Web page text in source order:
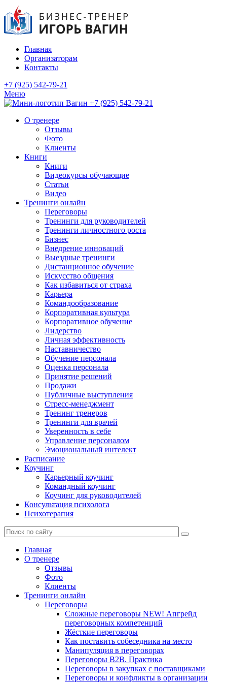
Главная
Организаторам
Контакты
+7 (925) 542-79-21
Меню
+7 (925) 542-79-21
О тренере
Отзывы
Фото
Клиенты
Книги
Книги
Видеокурсы обучающие
Статьи
Видео
Тренинги онлайн
Переговоры
Тренинги для руководителей
Тренинги личностного роста
Бизнес
Внедрение инноваций
Выездные тренинги
Дистанционное обучение
Искусство общения
Как избавиться от страха
Карьера
Командообразование
Корпоративная культура
Корпоративное обучение
Лидерство
Личная эффективность
Наставничество
Обучение персонала
Оценка персонала
Принятие решений
Продажи
Публичные выступления
Стресс-менеджмент
Тренинг тренеров
Тренинги для врачей
Уверенность в себе
Управление персоналом
Эмоциональный интелект
Расписание
Коучинг
Карьерный коучинг
Командный коучинг
Коучинг для руководителей
Консультация психолога
Психотерапия
Главная
О тренере
Отзывы
Фото
Клиенты
Тренинги онлайн
Переговоры
Сложные переговоры NEW! Апгрейд
переговорных компетенций
Жёсткие переговоры
Как поставить собеседника на место
Манипуляция в переговорах
Переговоры B2B. Практика
Переговоры в закупках с поставщиками
Переговоры и конфликты в организации